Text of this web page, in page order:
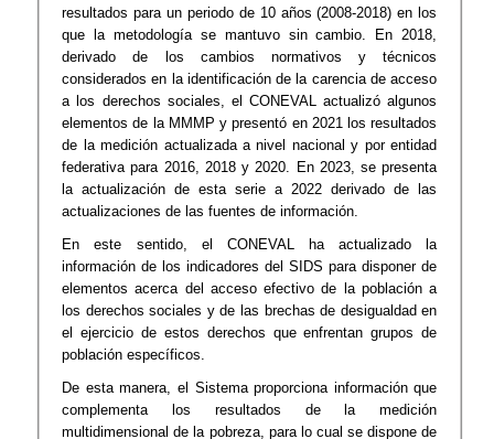
resultados para un periodo de 10 años (2008-2018) en los
que la metodología se mantuvo sin cambio. En 2018,
derivado de los cambios normativos y técnicos
considerados en la identificación de la carencia de acceso
a los derechos sociales, el CONEVAL actualizó algunos
elementos de la MMMP y presentó en 2021 los resultados
de la medición actualizada a nivel nacional y por entidad
federativa para 2016, 2018 y 2020. En 2023, se presenta
la actualización de esta serie a 2022 derivado de las
actualizaciones de las fuentes de información.
En este sentido, el CONEVAL ha actualizado la
información de los indicadores del SIDS para disponer de
elementos acerca del acceso efectivo de la población a
los derechos sociales y de las brechas de desigualdad en
el ejercicio de estos derechos que enfrentan grupos de
población específicos.
De esta manera, el Sistema proporciona información que
complementa los resultados de la medición
multidimensional de la pobreza, para lo cual se dispone de